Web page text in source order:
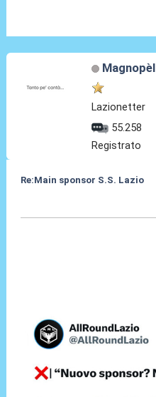
Magnopèl
Lazionetter
55.258
Registrato
Re:Main sponsor S.S. Lazio